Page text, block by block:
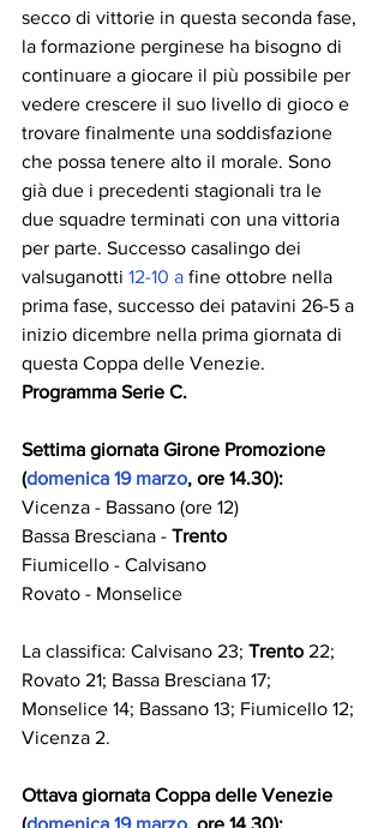
secco di vittorie in questa seconda fase,
la formazione perginese ha bisogno di
continuare a giocare il più possibile per
vedere crescere il suo livello di gioco e
trovare finalmente una soddisfazione
che possa tenere alto il morale. Sono
già due i precedenti stagionali tra le
due squadre terminati con una vittoria
per parte. Successo casalingo dei
valsuganotti 12-10 a fine ottobre nella
prima fase, successo dei patavini 26-5 a
inizio dicembre nella prima giornata di
questa Coppa delle Venezie.
Programma Serie C.
Settima giornata Girone Promozione
(domenica 19 marzo, ore 14.30):
Vicenza - Bassano (ore 12)
Bassa Bresciana - Trento
Fiumicello - Calvisano
Rovato - Monselice
La classifica: Calvisano 23; Trento 22;
Rovato 21; Bassa Bresciana 17;
Monselice 14; Bassano 13; Fiumicello 12;
Vicenza 2.
Ottava giornata Coppa delle Venezie
(domenica 19 marzo, ore 14.30):